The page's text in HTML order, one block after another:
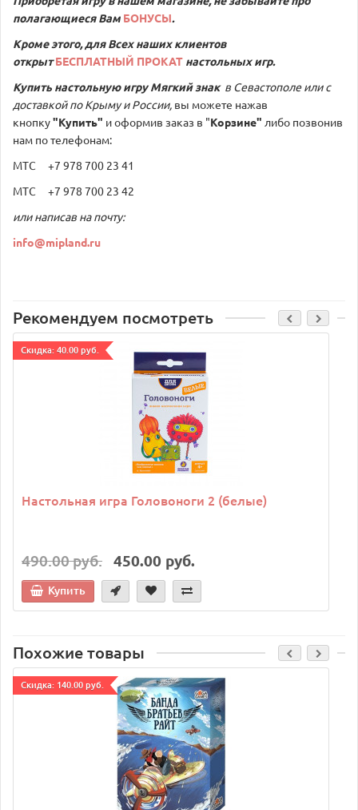
полагающиеся Вам БОНУСЫ.
Кроме этого, для Всех наших клиентов
открыт БЕСПЛАТНЫЙ ПРОКАТ настольных игр.
Купить настольную игру Мягкий знак в Севастополе или с
доставкой по Крыму и России, вы можете нажав
кнопку"Купить" и оформив заказ в "Корзине" либо позвонив
нам по телефонам:
МТС +7 978 700 23 41
МТС +7 978 700 23 42
или написав на почту:
info@mipland.ru
Рекомендуем посмотреть
Cкидка: 40.00 руб.
Настольная игра Головоноги 2 (белые)
490.00 руб. 450.00 руб.
Купить
Похожие товары
Cкидка: 140.00 руб.